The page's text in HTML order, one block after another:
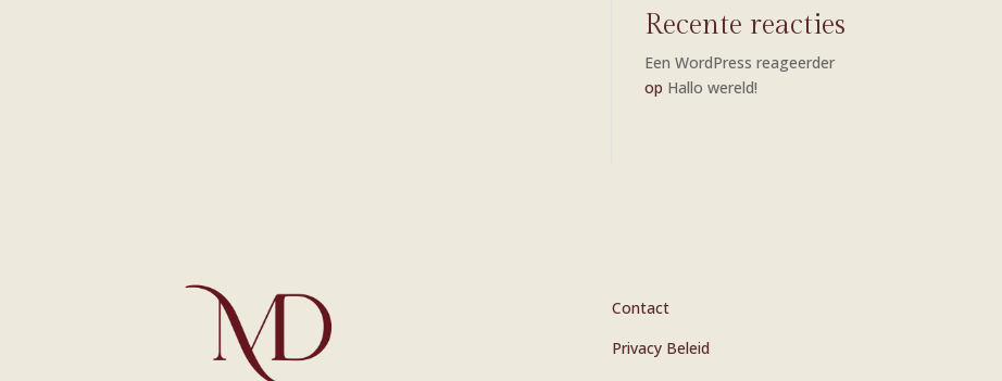
Recente reacties
Een WordPress reageerder
op Hallo wereld!
Contact
Privacy Beleid